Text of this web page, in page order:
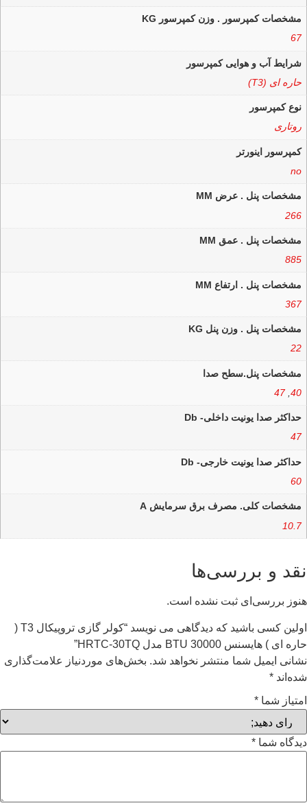
مشخصات کمپرسور . وزن کمپرسور KG
67
شرایط آب و هوایی کمپرسور
حاره ای (T3)
نوع کمپرسور
روتاری
کمپرسور اینورتر
no
مشخصات پنل . عرض MM
266
مشخصات پنل . عمق MM
885
مشخصات پنل . ارتفاع MM
367
مشخصات پنل . وزن پنل KG
22
مشخصات پنل.سطح صدا
40
,
47
حداکثر صدا یونیت داخلی- Db
47
حداکثر صدا یونیت خارجی- Db
60
مشخصات کلی. مصرف برق سرمایش A
10.7
نقد و بررسی‌ها
هنوز بررسی‌ای ثبت نشده است.
اولین کسی باشید که دیدگاهی می نویسد “کولر گازی تروپیکال T3 (
حاره ای ) هایسنس BTU 30000 مدل HRTC-30TQ”
نشانی ایمیل شما منتشر نخواهد شد. بخش‌های موردنیاز علامت‌گذاری
شده‌اند *
امتیاز شما *
دیدگاه شما *